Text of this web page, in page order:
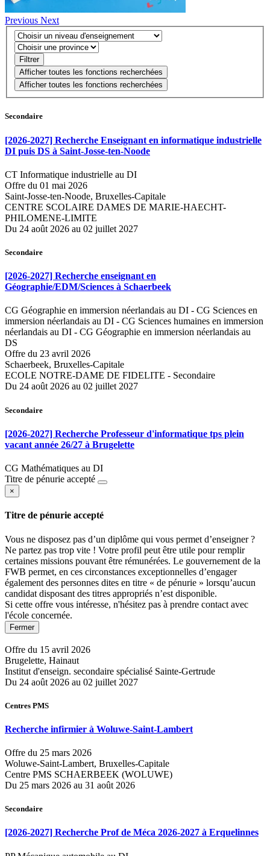
Previous Next
Secondaire
[2026-2027] Recherche Enseignant en informatique industrielle
DI puis DS à Saint-Josse-ten-Noode
CT Informatique industrielle au DI
Offre du 01 mai 2026
Saint-Josse-ten-Noode, Bruxelles-Capitale
CENTRE SCOLAIRE DAMES DE MARIE-HAECHT-
PHILOMENE-LIMITE
Du 24 août 2026 au 02 juillet 2027
Secondaire
[2026-2027] Recherche enseignant en
Géographie/EDM/Sciences à Schaerbeek
CG Géographie en immersion néerlandais au DI - CG Sciences en
immersion néerlandais au DI - CG Sciences humaines en immersion
néerlandais au DI - CG Géographie en immersion néerlandais au
DS
Offre du 23 avril 2026
Schaerbeek, Bruxelles-Capitale
ECOLE NOTRE-DAME DE FIDELITE - Secondaire
Du 24 août 2026 au 02 juillet 2027
Secondaire
[2026-2027] Recherche Professeur d'informatique tps plein
vacant année 26/27 à Brugelette
CG Mathématiques au DI
Titre de pénurie accepté
×
Titre de pénurie accepté
Vous ne disposez pas d’un diplôme qui vous permet d’enseigner ?
Ne partez pas trop vite ! Votre profil peut être utile pour remplir
certaines missions pouvant être rémunérées. Le gouvernement de la
FWB permet, en ces circonstances exceptionnelles d’engager
également des personnes dites en titre « de pénurie » lorsqu’aucun
candidat disposant des titres appropriés n’est disponible.
Si cette offre vous intéresse, n'hésitez pas à prendre contact avec
l'école concernée.
Fermer
Offre du 15 avril 2026
Brugelette, Hainaut
Institut d'enseign. secondaire spécialisé Sainte-Gertrude
Du 24 août 2026 au 02 juillet 2027
Centres PMS
Recherche infirmier à Woluwe-Saint-Lambert
Offre du 25 mars 2026
Woluwe-Saint-Lambert, Bruxelles-Capitale
Centre PMS SCHAERBEEK (WOLUWE)
Du 25 mars 2026 au 31 août 2026
Secondaire
[2026-2027] Recherche Prof de Méca 2026-2027 à Erquelinnes